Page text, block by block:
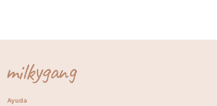
Ayuda